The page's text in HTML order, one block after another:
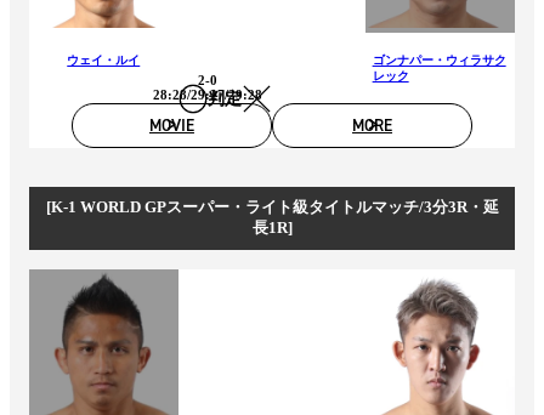
ウェイ・ルイ
判定
2-0
28:28/29:27/29:28
ゴンナパー・ウィラサク
レック
MOVIE MORE
[K-1 WORLD GPスーパー・ライト級タイトルマッチ/3分3R・延
長1R]